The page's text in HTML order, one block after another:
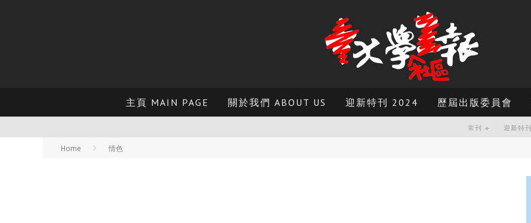
主頁 MAIN PAGE 關於我們 ABOUT US 迎新特刊 2024 歷屆出版委員會
常刊 迎新特刊
Home 情色